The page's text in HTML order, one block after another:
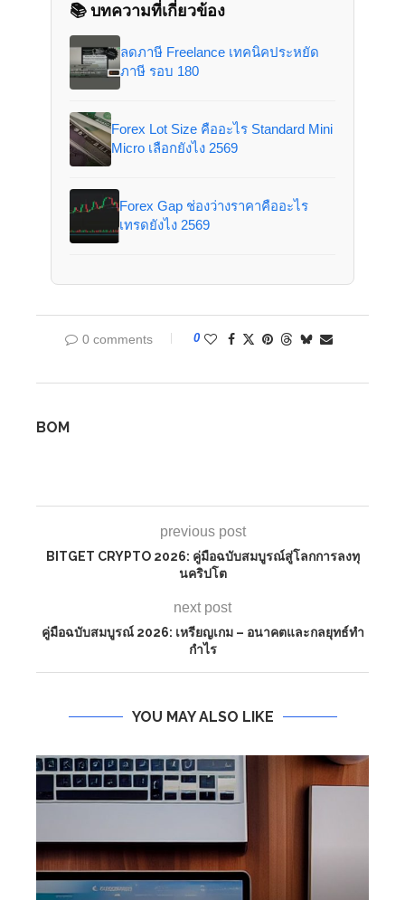
📚 บทความที่เกี่ยวข้อง
ลดภาษี Freelance เทคนิคประหยัด
ภาษี รอบ 180
Forex Lot Size คืออะไร Standard Mini
Micro เลือกยังไง 2569
Forex Gap ช่องว่างราคาคืออะไร
เทรดยังไง 2569
0 comments 0
BOM
previous post
BITGET CRYPTO 2026: คู่มือฉบับสมบูรณ์สู่โลกการลงทุ
นคริปโต
next post
คู่มือฉบับสมบูรณ์ 2026: เหรียญเกม – อนาคตและกลยุทธ์ทำ
กำไร
YOU MAY ALSO LIKE